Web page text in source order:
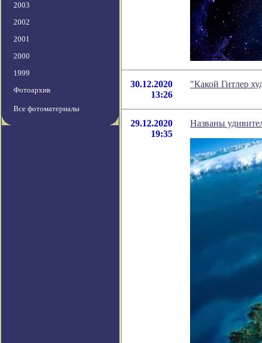
2003
2002
2001
2000
1999
Фотоархив
Все фотоматериалы
30.12.2020
13:26
"Какой Гитлер
29.12.2020
19:35
Названы